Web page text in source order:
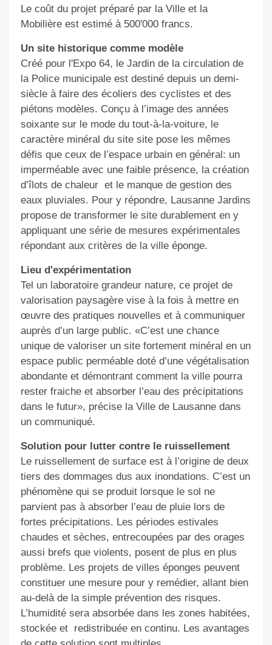
Le coût du projet préparé par la Ville et la
Mobilière est estiméà 500'000 francs.
Un site historique comme modèle
Créé pour l'Expo 64, le Jardin de la circulation de
la Police municipale est destiné depuis un demi-
siècle à faire des écoliers des cyclistes et des
piétons modèles. Conçu à l’image des années
soixante sur le mode du tout-à-la-voiture, le
caractère minéral du site siteposeles mêmes
défis que ceux de l’espace urbainen général: un
imperméable avec une faible présence, la création
d’îlots de chaleur et le manque de gestion des
eaux pluviales. Pour y répondre, Lausanne Jardins
propose de transformer le site durablement en y
appliquant une série de mesures expérimentales
répondant aux critères de la ville éponge.
Lieu d'expérimentation
Tel un laboratoire grandeur nature, ce projet de
valorisation paysagère vise à la fois à mettre en
œuvre des pratiques nouvelles et à communiquer
auprès d’un large public. «C’est une chance
unique de valoriser un site fortement minéral en un
espace public perméable doté d’une végétalisation
abondante et démontrant comment la ville pourra
rester fraiche et absorber l’eau des précipitations
dans le futur», précise la Ville de Lausanne dans
un communiqué.
Solution pour lutter contre le ruissellement
Le ruissellement de surface est à l’origine de deux
tiers des dommages dus aux inondations. C’est un
phénomène qui se produit lorsque le sol ne
parvient pas à absorber l’eau de pluie lors de
fortes précipitations. Les périodes estivales
chaudes et sèches, entrecoupées par des orages
aussi brefs que violents, posent de plus en plus
problème. Les projets de villes éponges peuvent
constituer une mesure pour y remédier, allant bien
au-delà de la simple prévention des risques.
L’humidité sera absorbée dans les zones habitées,
stockée et redistribuée en continu. Les avantages